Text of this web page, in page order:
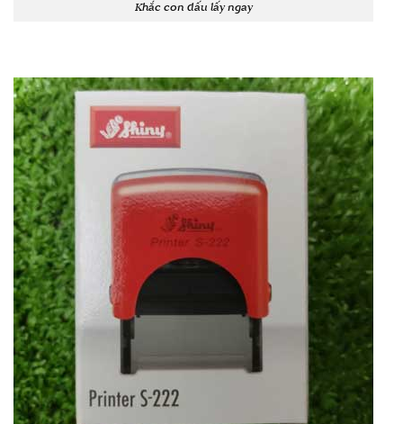
Khắc con dấu lấy ngay